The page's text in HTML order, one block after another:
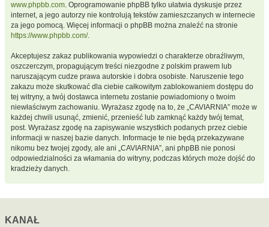
www.phpbb.com. Oprogramowanie phpBB tylko ułatwia dyskusje przez
internet, a jego autorzy nie kontrolują tekstów zamieszczanych w internecie
za jego pomocą. Więcej informacji o phpBB można znaleźć na stronie
https://www.phpbb.com/.
Akceptujesz zakaz publikowania wypowiedzi o charakterze obraźliwym,
oszczerczym, propagującym treści niezgodne z polskim prawem lub
naruszającym cudze prawa autorskie i dobra osobiste. Naruszenie tego
zakazu może skutkować dla ciebie całkowitym zablokowaniem dostępu do
tej witryny, a twój dostawca internetu zostanie powiadomiony o twoim
niewłaściwym zachowaniu. Wyrażasz zgodę na to, że „CAVIARNIA” może w
każdej chwili usunąć, zmienić, przenieść lub zamknąć każdy twój temat,
post. Wyrażasz zgodę na zapisywanie wszystkich podanych przez ciebie
informacji w naszej bazie danych. Informacje te nie będą przekazywane
nikomu bez twojej zgody, ale ani „CAVIARNIA”, ani phpBB nie ponosi
odpowiedzialności za włamania do witryny, podczas których może dojść do
kradzieży danych.
KANAŁ